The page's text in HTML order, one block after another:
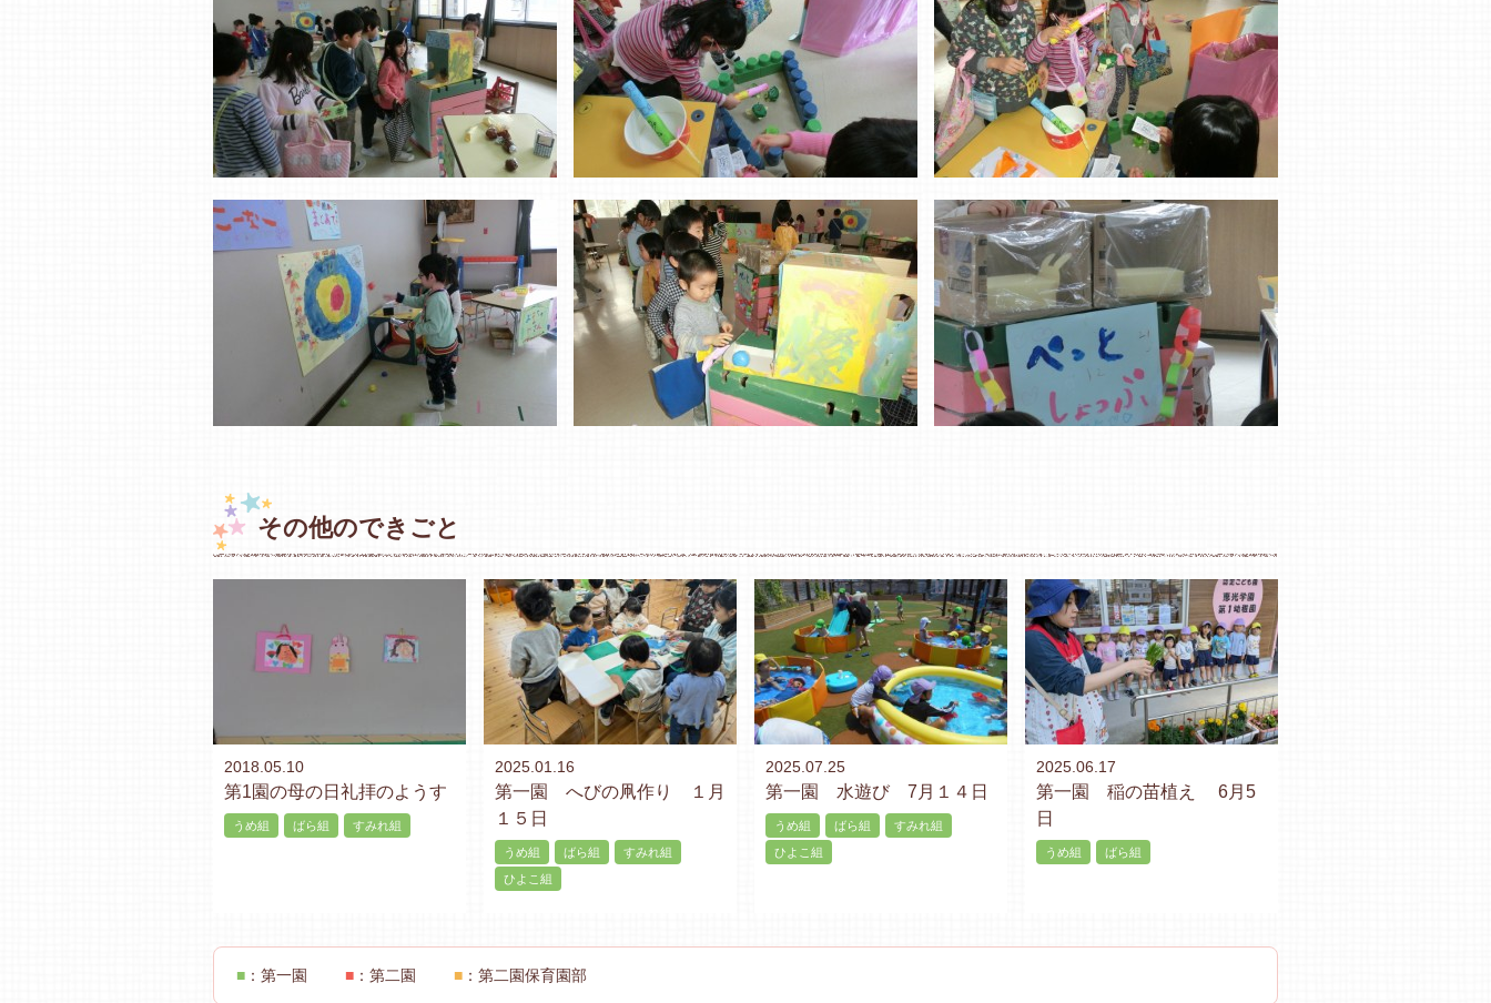
その他のできごと
2018.05.10
第1園の母の日礼拝のようす
うめ組 ばら組 すみれ組
2025.01.16
第一園 へびの凧作り １月
１５日
うめ組 ばら組
すみれ組
ひよこ組
2025.07.25
第一園 水遊び 7月１４日
うめ組 ばら組
すみれ組
ひよこ組
2025.06.17
第一園 稲の苗植え 6月5
日
うめ組 ばら組
■ ：第一園 ■ ：第二園 ■ ：第二園保育園部